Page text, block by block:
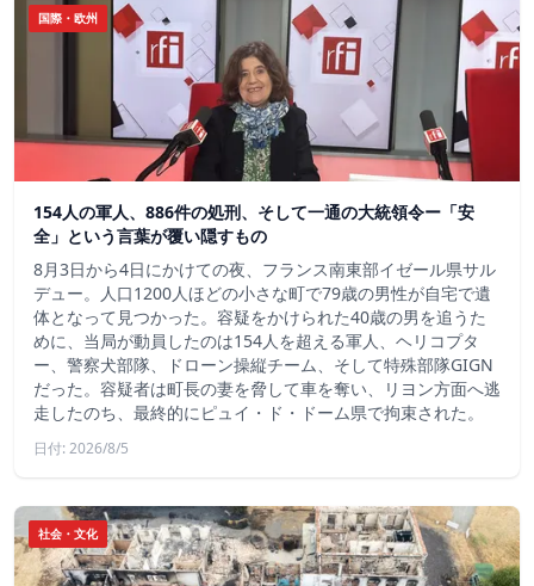
国際・欧州
154人の軍人、886件の処刑、そして一通の大統領令ー「安
全」という言葉が覆い隠すもの
8月3日から4日にかけての夜、フランス南東部イゼール県サル
デュー。人口1200人ほどの小さな町で79歳の男性が自宅で遺
体となって見つかった。容疑をかけられた40歳の男を追うた
めに、当局が動員したのは154人を超える軍人、ヘリコプタ
ー、警察犬部隊、ドローン操縦チーム、そして特殊部隊GIGN
だった。容疑者は町長の妻を脅して車を奪い、リヨン方面へ逃
走したのち、最終的にピュイ・ド・ドーム県で拘束された。
日付: 2026/8/5
社会・文化